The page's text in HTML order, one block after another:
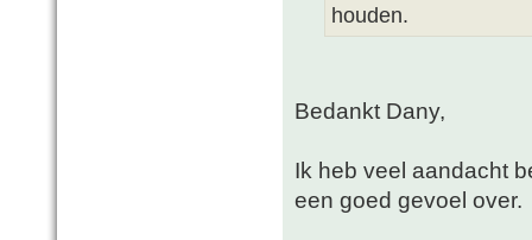
houden.
Bedankt Dany,
Ik heb veel aandacht
een goed gevoel over.